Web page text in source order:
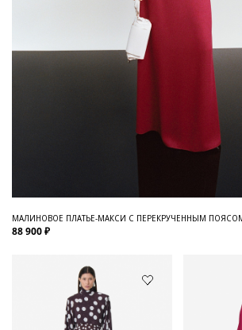
МАЛИНОВОЕ ПЛАТЬЕ-МАКСИ С ПЕРЕКРУЧЕННЫМ ПОЯСОМ
88 900 ₽